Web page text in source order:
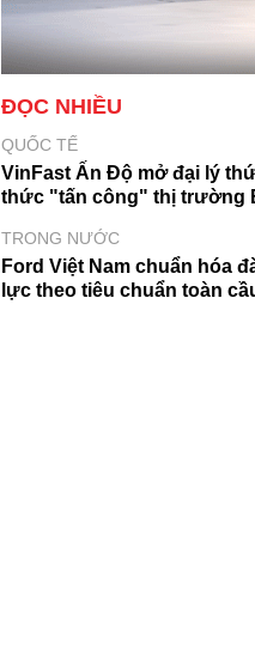
ĐỌC NHIỀU
QUỐC TẾ
VinFast Ấn Độ mở đại lý
thức "tấn công" thị trường
TRONG NƯỚC
Ford Việt Nam chuẩn hóa
lực theo tiêu chuẩn toàn